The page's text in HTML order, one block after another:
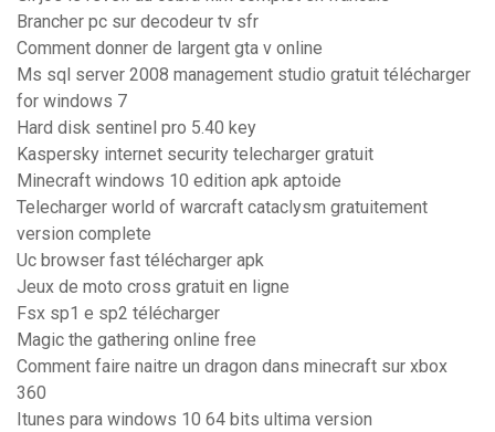
Brancher pc sur decodeur tv sfr
Comment donner de largent gta v online
Ms sql server 2008 management studio gratuit télécharger
for windows 7
Hard disk sentinel pro 5.40 key
Kaspersky internet security telecharger gratuit
Minecraft windows 10 edition apk aptoide
Telecharger world of warcraft cataclysm gratuitement
version complete
Uc browser fast télécharger apk
Jeux de moto cross gratuit en ligne
Fsx sp1 e sp2 télécharger
Magic the gathering online free
Comment faire naitre un dragon dans minecraft sur xbox
360
Itunes para windows 10 64 bits ultima version